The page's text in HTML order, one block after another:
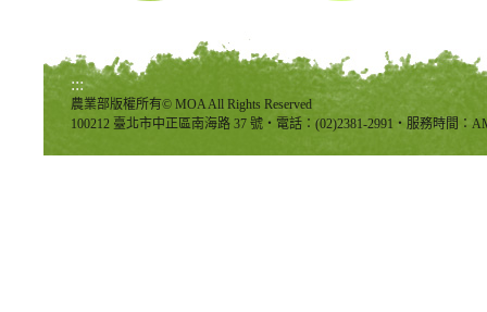
:::
農業部版權所有© MOA All Rights Reserved
100212 臺北市中正區南海路 37 號‧電話：(02)2381-2991‧服務時間：